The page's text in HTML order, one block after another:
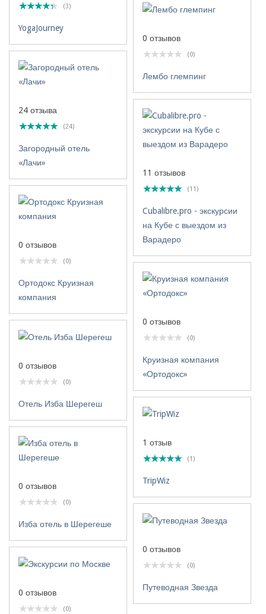
(3)
YogaJourney
0 отзывов
(0)
Лембо глемпинг
24 отзыва
(24)
Загородный отель
«Лачи»
11 отзывов
(11)
Cubalibre.pro - экскурсии
на Кубе с выездом из
Варадеро
0 отзывов
(0)
Ортодокс Круизная
компания
0 отзывов
(0)
Круизная компания
«Ортодокс»
0 отзывов
(0)
Отель Изба Шерегеш
1 отзыв
(1)
TripWiz
0 отзывов
(0)
Изба отель в Шерегеше
0 отзывов
(0)
Путеводная Звезда
0 отзывов
(0)